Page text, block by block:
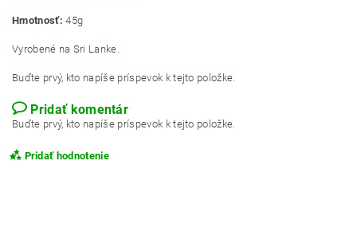
Hmotnosť: 45g
Vyrobené na Sri Lanke.
Buďte prvý, kto napíše príspevok k tejto položke.
Pridať komentár
Buďte prvý, kto napíše príspevok k tejto položke.
Pridať hodnotenie